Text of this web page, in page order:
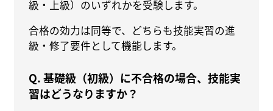
級・上級）のいずれかを受験します。
合格の効力は同等で、どちらも技能実習の進
級・修了要件として機能します。
Q. 基礎級（初級）に不合格の場合、技能実
習はどうなりますか？